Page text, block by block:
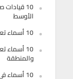
10
الأوسط
10 أسماء تعيد تشكيل اللوجستيات الذكية في الخليج
10
والمنطقة
10 أسماء